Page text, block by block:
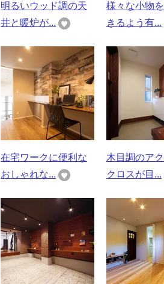
明るいウッド調の天
井と暖炉が...
様々な小物
きるよう有...
在宅ワークに便利な
おしゃれな...
木目調のア
クロスが目...